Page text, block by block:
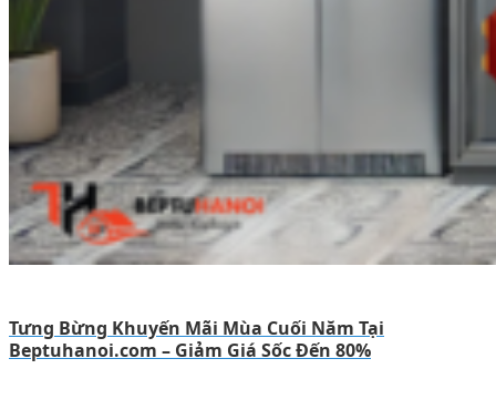
Tưng Bừng Khuyến Mãi Mùa Cuối Năm Tại
Beptuhanoi.com – Giảm Giá Sốc Đến 80%